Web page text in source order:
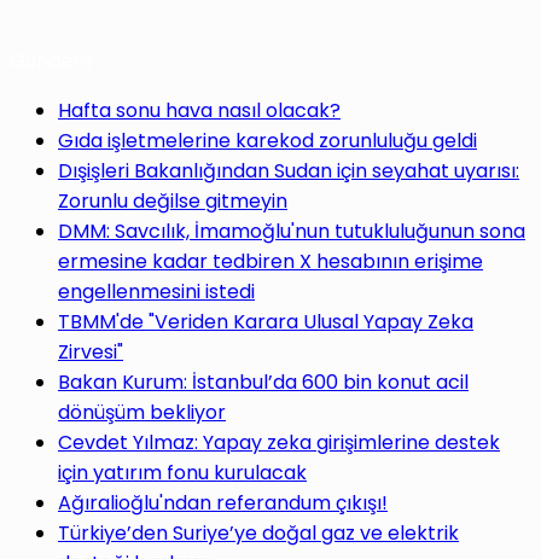
Hafta sonu hava nasıl olacak?
Gıda işletmelerine karekod zorunluluğu geldi
Dışişleri Bakanlığından Sudan için seyahat uyarısı:
Zorunlu değilse gitmeyin
DMM: Savcılık, İmamoğlu'nun tutukluluğunun sona
ermesine kadar tedbiren X hesabının erişime
engellenmesini istedi
TBMM'de "Veriden Karara Ulusal Yapay Zeka
Zirvesi"
Bakan Kurum: İstanbul’da 600 bin konut acil
dönüşüm bekliyor
Cevdet Yılmaz: Yapay zeka girişimlerine destek
için yatırım fonu kurulacak
Ağıralioğlu'ndan referandum çıkışı!
Türkiye’den Suriye’ye doğal gaz ve elektrik